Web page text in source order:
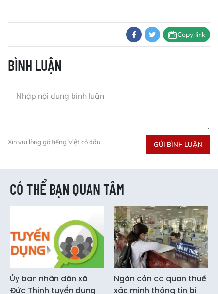
Copy link
BÌNH LUẬN
Xin vui lòng gõ tiếng Việt có dấu GỬI BÌNH LUẬN
CÓ THỂ BẠN QUAN TÂM
Ủy ban nhân dân xã
Đức Thịnh tuyển dụng
Ngăn cản cơ quan thuế
xác minh thông tin bị